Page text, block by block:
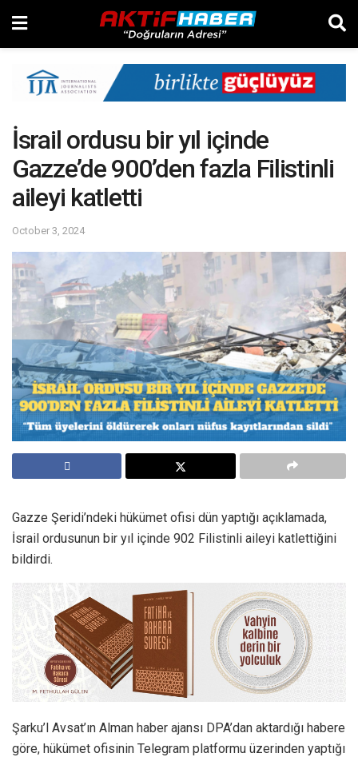
İsrail ordusu bir yıl içinde
Gazze’de 900’den fazla Filistinli
aileyi katletti
October 3, 2024
Gazze Şeridi’ndeki hükümet ofisi dün yaptığı açıklamada,
İsrail ordusunun bir yıl içinde 902 Filistinli aileyi katlettiğini
bildirdi.
Şarku’l Avsat’ın Alman haber ajansı DPA’dan aktardığı habere
göre, hükümet ofisinin Telegram platformu üzerinden yaptığı